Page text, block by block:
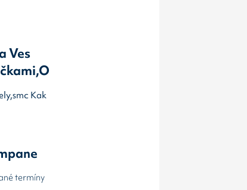
Ves
Kak
termíny